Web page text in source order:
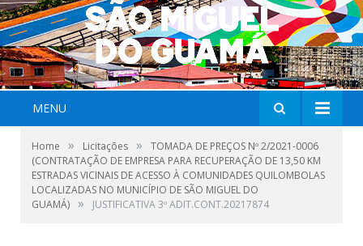
MENU
Home » Licitações »
TOMADA DE PREÇOS Nº 2/2021-0006
(CONTRATAÇÃO DE EMPRESA PARA RECUPERAÇÃO DE 13,50 KM
ESTRADAS VICINAIS DE ACESSO À COMUNIDADES QUILOMBOLAS
LOCALIZADAS NO MUNICÍPIO DE SÃO MIGUEL DO
GUAMÁ) » JUSTIFICATIVA 3º ADIT.CONT.20217874